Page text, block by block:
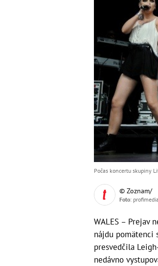
Počas koncertu skupiny
© Zoznam/
Foto:
WALES – Prejav
nájdu pomätenci
presvedčila
nedávno